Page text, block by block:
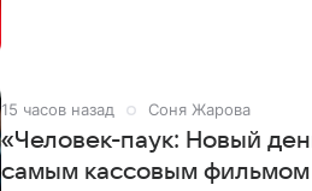
15 часов назад Соня Жарова
«Человек-паук: Новый
самым кассовым фильмом